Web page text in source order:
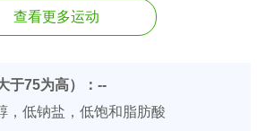
查看更多运动
于75为高）：--
，低钠盐，低饱和脂肪酸